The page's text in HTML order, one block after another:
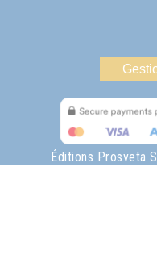
Éditions Prosveta